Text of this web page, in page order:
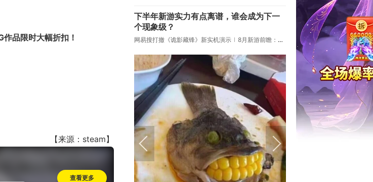
品限时大幅折扣！
【来源：steam】
查看更多
下半年新游实力有点离谱，谁会成为下一
个现象级？
网易搜打撤《诡影藏锋》新实机演示 8月新游前瞻：《诡秘之主》领衔